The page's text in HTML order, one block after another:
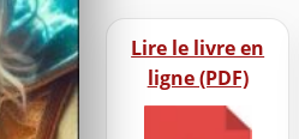
Lire le livre en
ligne (PDF)